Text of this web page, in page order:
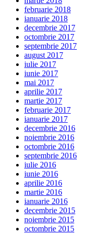
februarie 2018
ianuarie 2018
decembrie 2017
octombrie 2017
septembrie 2017
august 2017
iulie 2017
iunie 2017
mai 2017
aprilie 2017
martie 2017
februarie 2017
ianuarie 2017
decembrie 2016
noiembrie 2016
octombrie 2016
septembrie 2016
iulie 2016
iunie 2016
aprilie 2016
martie 2016
ianuarie 2016
decembrie 2015
noiembrie 2015
octombrie 2015